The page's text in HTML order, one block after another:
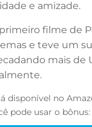
e amizade.
filme de
e teve um
mais de
disponível no
pode usar o bônus: